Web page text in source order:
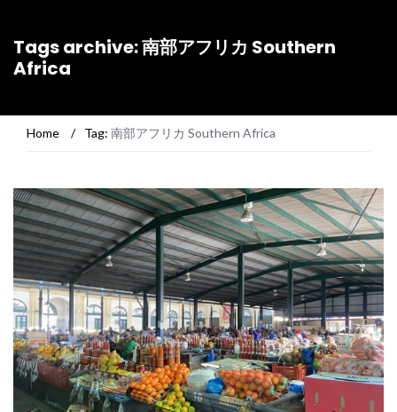
Tags archive: 南部アフリカ Southern
Africa
Home / Tag: 南部アフリカ Southern Africa